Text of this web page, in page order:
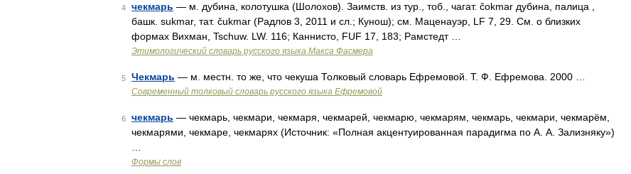
4 чекмарь — м. дубина, колотушка (Шолохов). Заимств. из тур., тоб., чагат. čоkmаr дубина, палица ,
башк. sukmar, тат. čukmar (Радлов 3, 2011 и сл.; Кунош); см. Маценауэр, LF 7, 29. См. о близких
формах Вихман, Tschuw. LW. 116; Каннисто, FUF 17, 183; Рамстедт …
Этимологический словарь русского языка Макса Фасмера
5 Чекмарь — м. местн. то же, что чекуша Толковый словарь Ефремовой. Т. Ф. Ефремова. 2000 …
Современный толковый словарь русского языка Ефремовой
6 чекмарь — чекмарь, чекмари, чекмаря, чекмарей, чекмарю, чекмарям, чекмарь, чекмари, чекмарём,
чекмарями, чекмаре, чекмарях (Источник: «Полная акцентуированная парадигма по А. А. Зализняку»)
Формы слов